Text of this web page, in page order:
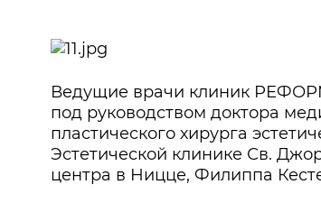
Ведущие врачи клиник
под руководством доктора
пластического хирурга
Эстетической клинике Св.
центра в Ницце, Филиппа